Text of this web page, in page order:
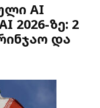
AI
2026-ზე: 2
და